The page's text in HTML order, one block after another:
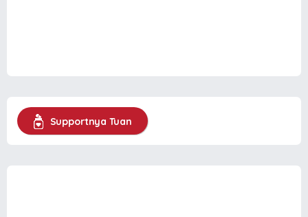
Supportnya Tuan